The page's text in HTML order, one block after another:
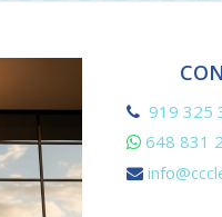
919 325
648 831